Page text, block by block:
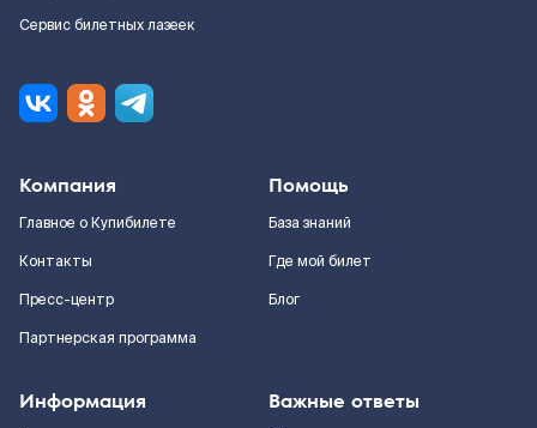
Сервис билетных лазеек
Компания
Главное о Купибилете
Контакты
Пресс-центр
Партнерская программа
Помощь
База знаний
Где мой билет
Блог
Информация Важные ответы